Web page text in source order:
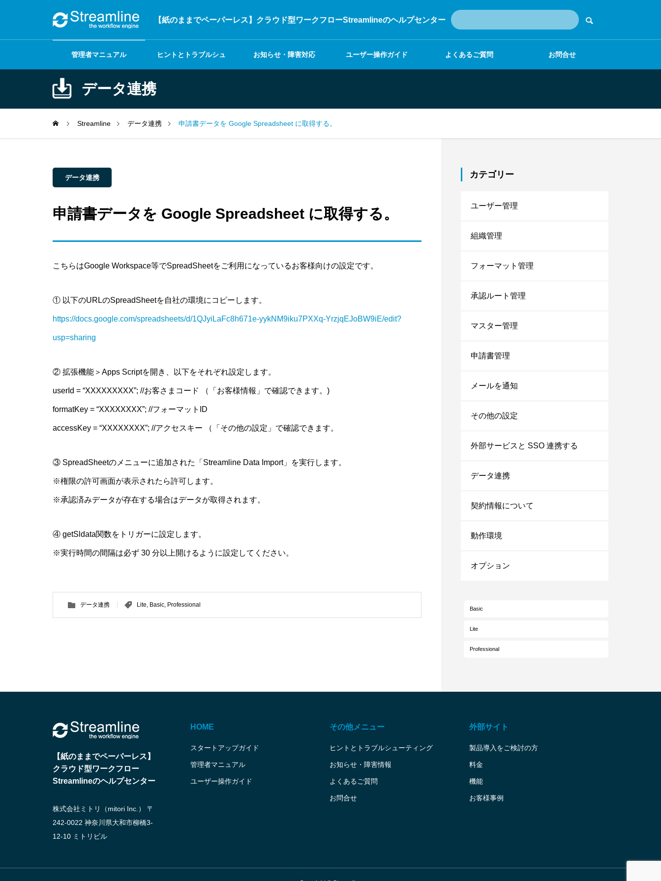
【紙のままでペーパーレス】クラウド型ワークフローStreamlineのヘルプセンター
管理者マニュアル ヒントとトラブルシュ お知らせ・障害対応 ユーザー操作ガイド よくあるご質問 お問合せ
データ連携
Streamline データ連携 申請書データを Google Spreadsheet に取得する。
データ連携
申請書データを Google Spreadsheet に取得する。
こちらはGoogle Workspace等でSpreadSheetをご利用になっているお客様向けの設定です。
① 以下のURLのSpreadSheetを自社の環境にコピーします。
https://docs.google.com/spreadsheets/d/1QJyiLaFc8h671e-yykNM9iku7PXXq-YrzjqEJoBW9iE/edit?
usp=sharing
② 拡張機能＞Apps Scriptを開き、以下をそれぞれ設定します。
userId = “XXXXXXXXX”; //お客さまコード （「お客様情報」で確認できます。)
formatKey = “XXXXXXXX”; //フォーマットID
accessKey = “XXXXXXXX”; //アクセスキー （「その他の設定」で確認できます。
③ SpreadSheetのメニューに追加された「Streamline Data Import」を実行します。
※権限の許可画面が表示されたら許可します。
※承認済みデータが存在する場合はデータが取得されます。
④ getSldata関数をトリガーに設定します。
※実行時間の間隔は必ず 30 分以上開けるように設定してください。
データ連携 Lite, Basic, Professional
カテゴリー
ユーザー管理
組織管理
フォーマット管理
承認ルート管理
マスター管理
申請書管理
メールを通知
その他の設定
外部サービスと SSO 連携する
データ連携
契約情報について
動作環境
オプション
Basic
Lite
Professional
HOME
スタートアップガイド
管理者マニュアル
ユーザー操作ガイド
その他メニュー
ヒントとトラブルシューティング
お知らせ・障害情報
よくあるご質問
お問合せ
外部サイト
製品導入をご検討の方
料金
機能
お客様事例
【紙のままでペーパーレス】
クラウド型ワークフロー
Streamlineのヘルプセンター
株式会社ミトリ（mitori Inc.） 〒
242-0022 神奈川県大和市柳橋3-
12-10 ミトリビル